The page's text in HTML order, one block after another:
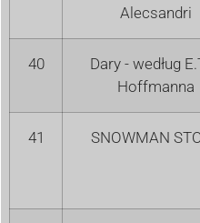
Alecsandri
40
Dary - według
Hoffmanna
41 SNOWMAN